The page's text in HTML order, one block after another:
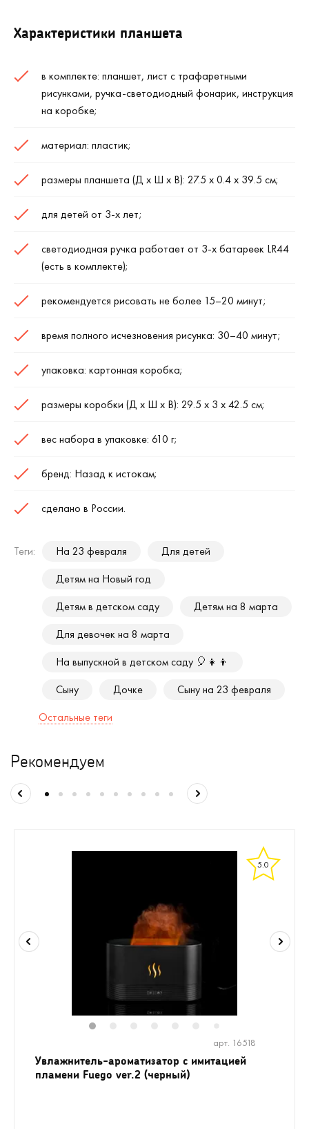
Характеристики планшета
в комплекте: планшет, лист с трафаретными
рисунками, ручка-светодиодный фонарик, инструкция
на коробке;
материал: пластик;
размеры планшета (Д х Ш х В): 27.5 х 0.4 х 39.5 см;
для детей от 3-х лет;
светодиодная ручка работает от 3-х батареек LR44
(есть в комплекте);
рекомендуется рисовать не более 15–20 минут;
время полного исчезновения рисунка: 30–40 минут;
упаковка: картонная коробка;
размеры коробки (Д х Ш х В): 29.5 х 3 х 42.5 см;
вес набора в упаковке: 610 г;
бренд: Назад к истокам;
сделано в России.
Теги: На 23 февраля
Для детей
Детям на Новый год
Детям в детском саду
Детям на 8 марта
Для девочек на 8 марта
На выпускной в детском саду 🎈👧👦
Сыну
Дочке
Сыну на 23 февраля
Остальные теги
Рекомендуем
5.0
арт. 16518
Увлажнитель-ароматизатор с имитацией
пламени Fuego ver.2 (черный)